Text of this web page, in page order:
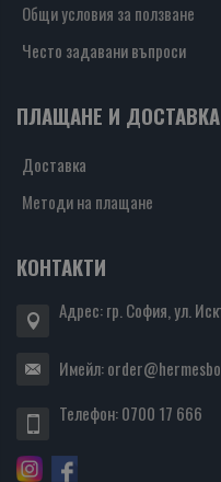
Общи условия за ползване
Често задавани въпроси
ПЛАЩАНЕ И ДОСТАВКА
Доставка
Методи на плащане
КОНТАКТИ
Адрес: гр. София, ул.
Имейл:
Телефон:0700 17 666